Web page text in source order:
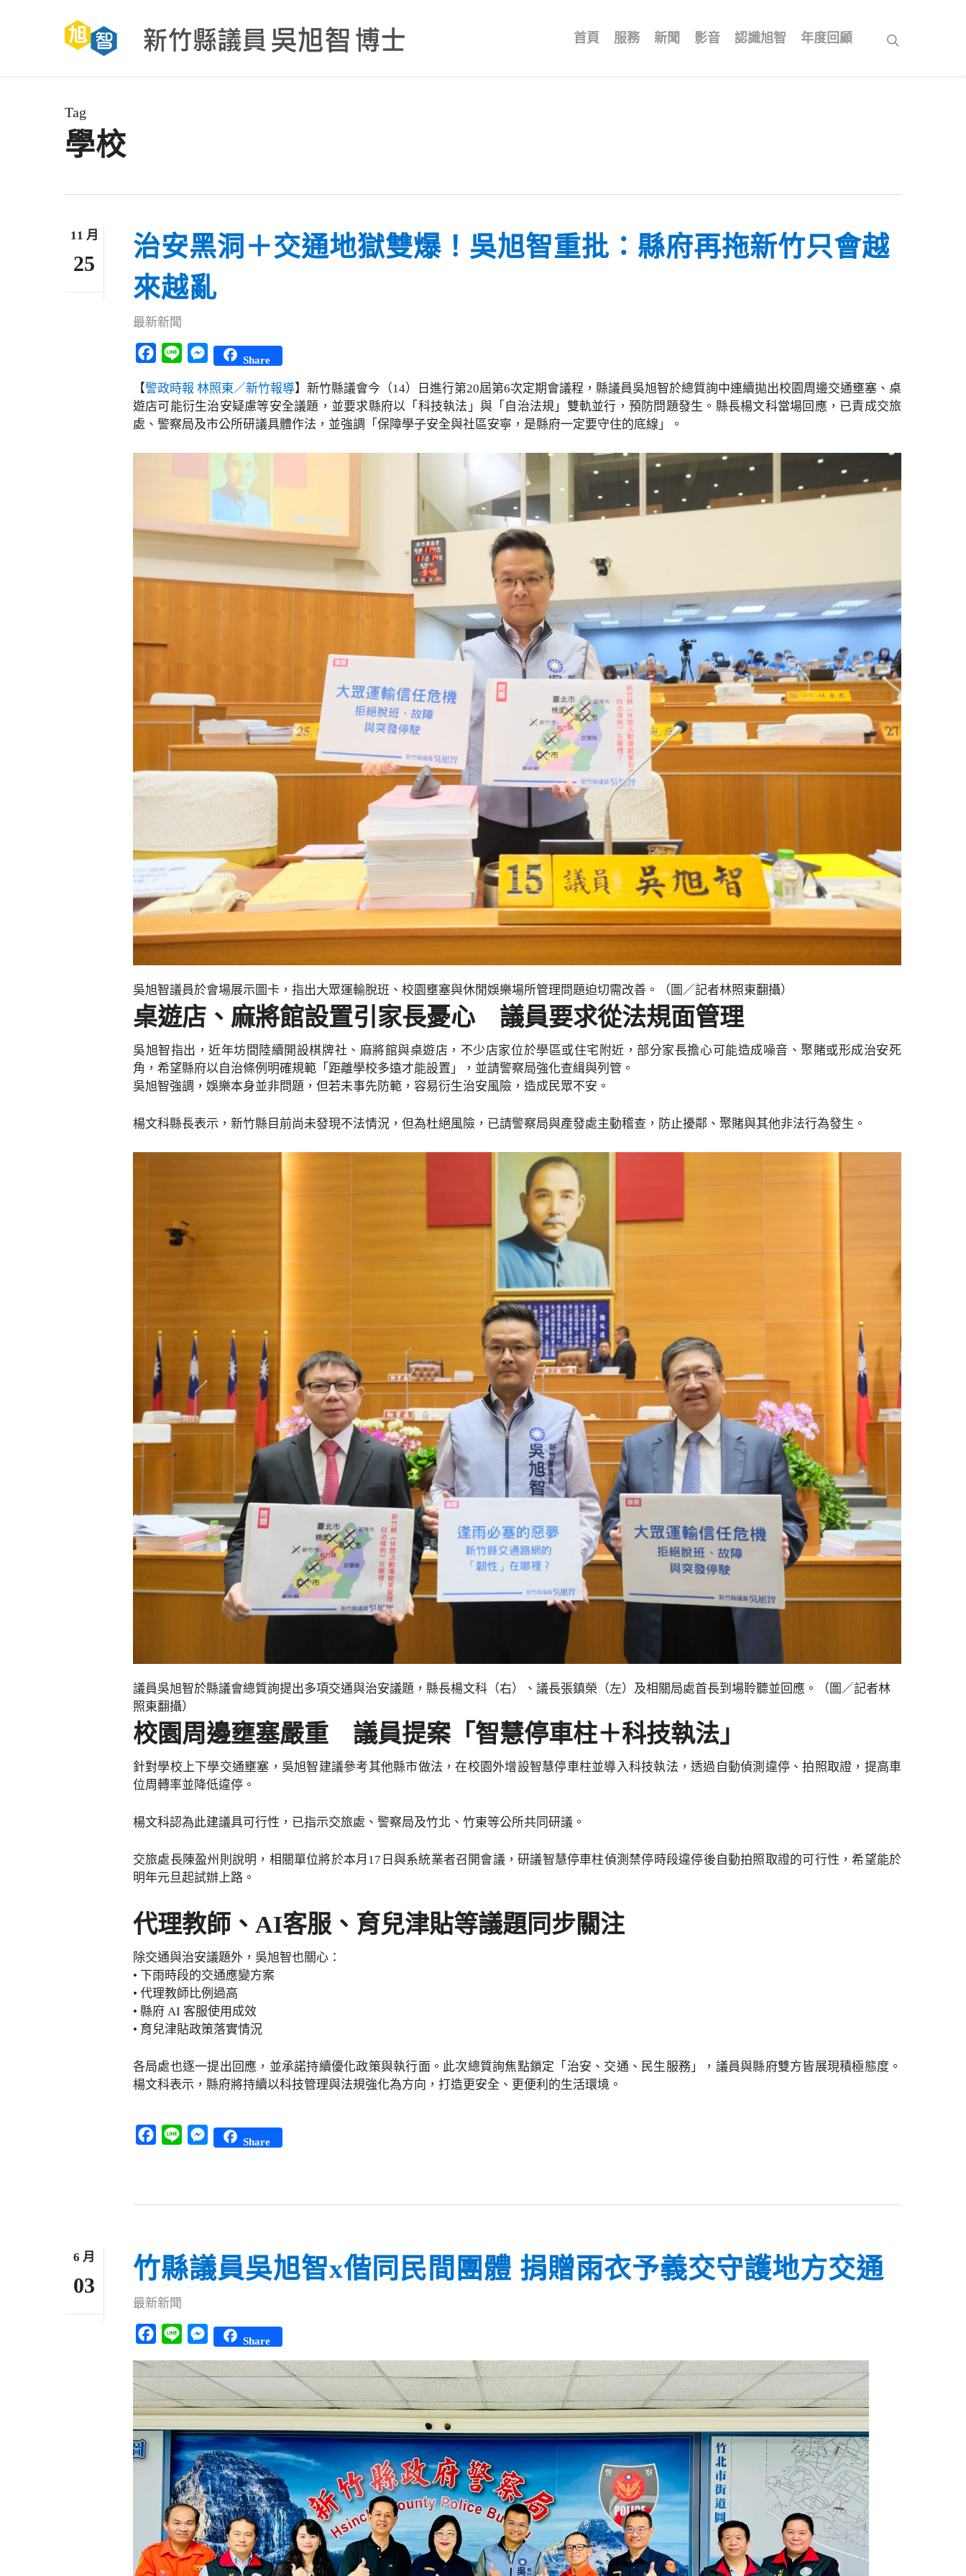
首頁 服務 新聞 影音 認識旭智 年度回顧
Tag
學校
11 月
25
治安黑洞＋交通地獄雙爆！吳旭智重批：縣府再拖新竹只會越
來越亂
最新新聞
Facebook
Line Messenger
Share
【警政時報 林照東／新竹報導】新竹縣議會今（14）日進行第20屆第6次定期會議程，縣議員吳旭智於總質詢中連續拋出校園周邊交通壅塞、桌
遊店可能衍生治安疑慮等安全議題，並要求縣府以「科技執法」與「自治法規」雙軌並行，預防問題發生。縣長楊文科當場回應，已責成交旅
處、警察局及市公所研議具體作法，並強調「保障學子安全與社區安寧，是縣府一定要守住的底線」。
吳旭智議員於會場展示圖卡，指出大眾運輸脫班、校園壅塞與休閒娛樂場所管理問題迫切需改善。（圖／記者林照東翻攝）
桌遊店、麻將館設置引家長憂心 議員要求從法規面管理
吳旭智指出，近年坊間陸續開設棋牌社、麻將館與桌遊店，不少店家位於學區或住宅附近，部分家長擔心可能造成噪音、聚賭或形成治安死
角，希望縣府以自治條例明確規範「距離學校多遠才能設置」，並請警察局強化查緝與列管。
吳旭智強調，娛樂本身並非問題，但若未事先防範，容易衍生治安風險，造成民眾不安。
楊文科縣長表示，新竹縣目前尚未發現不法情況，但為杜絕風險，已請警察局與產發處主動稽查，防止擾鄰、聚賭與其他非法行為發生。
議員吳旭智於縣議會總質詢提出多項交通與治安議題，縣長楊文科（右）、議長張鎮榮（左）及相關局處首長到場聆聽並回應。（圖／記者林
照東翻攝）
校園周邊壅塞嚴重 議員提案「智慧停車柱＋科技執法」
針對學校上下學交通壅塞，吳旭智建議參考其他縣市做法，在校園外增設智慧停車柱並導入科技執法，透過自動偵測違停、拍照取證，提高車
位周轉率並降低違停。
楊文科認為此建議具可行性，已指示交旅處、警察局及竹北、竹東等公所共同研議。
交旅處長陳盈州則說明，相關單位將於本月17日與系統業者召開會議，研議智慧停車柱偵測禁停時段違停後自動拍照取證的可行性，希望能於
明年元旦起試辦上路。
代理教師、AI客服、育兒津貼等議題同步關注
除交通與治安議題外，吳旭智也關心：
• 下雨時段的交通應變方案
• 代理教師比例過高
• 縣府 AI 客服使用成效
• 育兒津貼政策落實情況
各局處也逐一提出回應，並承諾持續優化政策與執行面。此次總質詢焦點鎖定「治安、交通、民生服務」，議員與縣府雙方皆展現積極態度。
楊文科表示，縣府將持續以科技管理與法規強化為方向，打造更安全、更便利的生活環境。
Facebook
Line Messenger
Share
6 月
03
竹縣議員吳旭智x偕同民間團體 捐贈雨衣予義交守護地方交通
最新新聞
Facebook
Line Messenger
Share